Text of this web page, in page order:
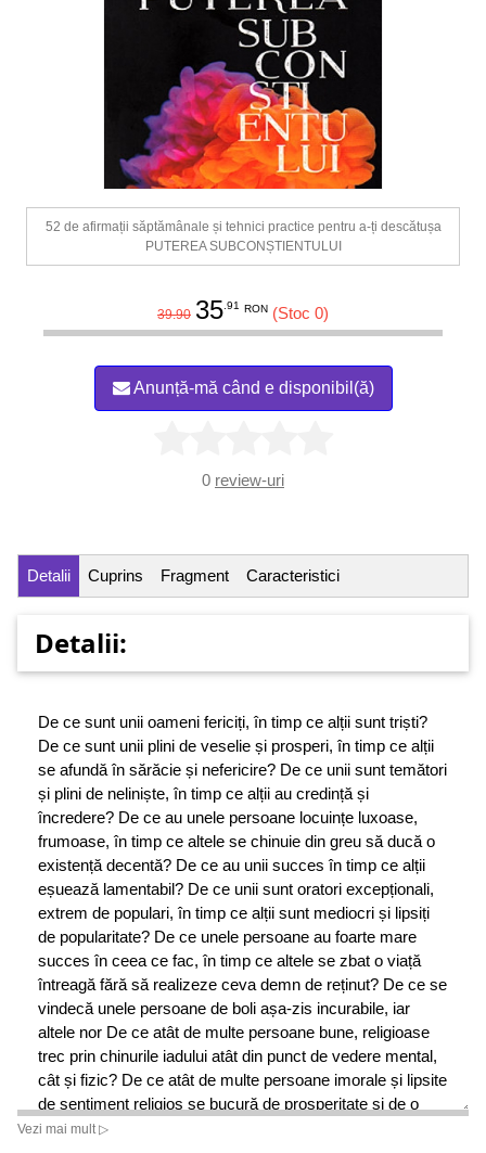
52 de afirmații săptămânale și tehnici practice pentru a-ți descătușa
PUTEREA SUBCONȘTIENTULUI
39.90 35.91 RON (Stoc 0)
Anunță-mă când e disponibil(ă)
0 review-uri
Detalii Cuprins Fragment Caracteristici
Detalii:
De ce sunt unii oameni fericiți, în timp ce alții sunt triști?
De ce sunt unii plini de veselie și prosperi, în timp ce alții
se afundă în sărăcie și nefericire? De ce unii sunt temători
și plini de neliniște, în timp ce alții au credință și
încredere? De ce au unele persoane locuințe luxoase,
frumoase, în timp ce altele se chinuie din greu să ducă o
existență decentă? De ce au unii succes în timp ce alții
eșuează lamentabil? De ce unii sunt oratori excepționali,
extrem de populari, în timp ce alții sunt mediocri și lipsiți
de popularitate? De ce unele persoane au foarte mare
succes în ceea ce fac, în timp ce altele se zbat o viață
întreagă fără să realizeze ceva demn de reținut? De ce se
vindecă unele persoane de boli așa-zis incurabile, iar
altele nor De ce atât de multe persoane bune, religioase
trec prin chinurile iadului atât din punct de vedere mental,
cât și fizic? De ce atât de multe persoane imorale și lipsite
de sentiment religios se bucură de prosperitate și de o
sănătate excelentă? De ce are o persoană o căsnicie
Vezi mai mult ▷